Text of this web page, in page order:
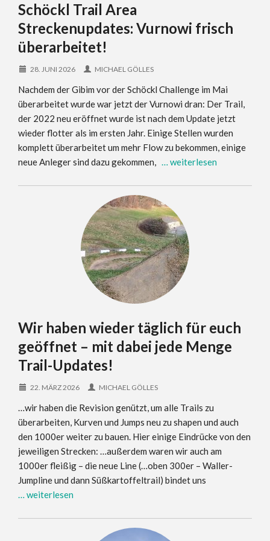
Schöckl Trail Area
Streckenupdates: Vurnowi frisch
überarbeitet!
28. JUNI 2026 MICHAEL GÖLLES
Nachdem der Gibim vor der Schöckl Challenge im Mai
überarbeitet wurde war jetzt der Vurnowi dran: Der Trail,
der 2022 neu eröffnet wurde ist nach dem Update jetzt
wieder flotter als im ersten Jahr. Einige Stellen wurden
komplett überarbeitet um mehr Flow zu bekommen, einige
neue Anleger sind dazu gekommen, … weiterlesen
Wir haben wieder täglich für euch
geöffnet – mit dabei jede Menge
Trail-Updates!
22. MÄRZ 2026 MICHAEL GÖLLES
…wir haben die Revision genützt, um alle Trails zu
überarbeiten, Kurven und Jumps neu zu shapen und auch
den 1000er weiter zu bauen. Hier einige Eindrücke von den
jeweiligen Strecken: …außerdem waren wir auch am
1000er fleißig – die neue Line (…oben 300er – Waller-
Jumpline und dann Süßkartoffeltrail) bindet uns
… weiterlesen